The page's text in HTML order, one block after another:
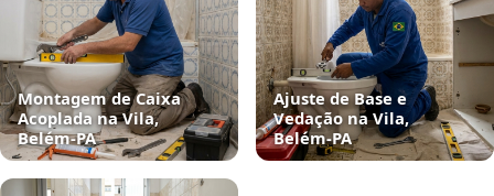
Montagem de Caixa
Acoplada na Vila,
Belém‑PA
Ajuste de Base e
Vedação na Vila,
Belém‑PA